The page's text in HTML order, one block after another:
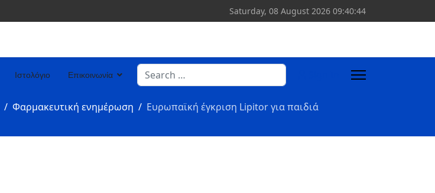
Saturday, 08 August 2026 09:40:45
Ιστολόγιο Επικοινωνία
Search
Φαρμακευτική ενημέρωση Ευρωπαϊκή έγκριση Lipitor για παιδιά